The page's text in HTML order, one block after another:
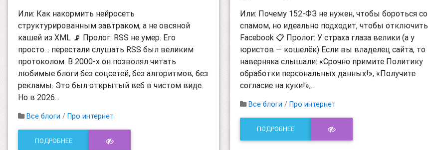
Или: Как накормить нейросеть
структурированным завтраком, а не овсяной
кашей из XML 📡 Пролог: RSS не умер. Его
просто… перестали слушать RSS был великим
протоколом. В 2000-х он позволял читать
любимые блоги без соцсетей, без алгоритмов, без
рекламы. Это был открытый веб в чистом виде.
Но в 2026...
Все блоги / Про интернет
ПОДРОБНЕЕ
Или: Почему 152-ФЗ не нужен, чтобы бороться со
спамом, но идеально подходит, чтобы отключить
Facebook 📋 Пролог: У страха глаза велики (а у
юристов — кошелёк) Если вы владелец сайта, то
наверняка слышали: «Срочно примите Политику
обработки персональных данных!», «Получите
согласие на куки!»,...
Все блоги / Про интернет
ПОДРОБНЕЕ